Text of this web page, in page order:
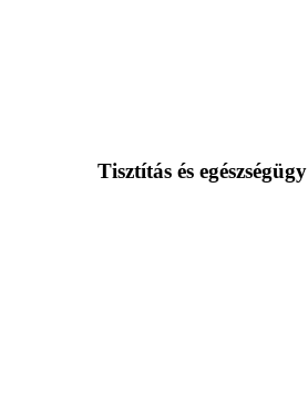
Tisztítás és egészségügy